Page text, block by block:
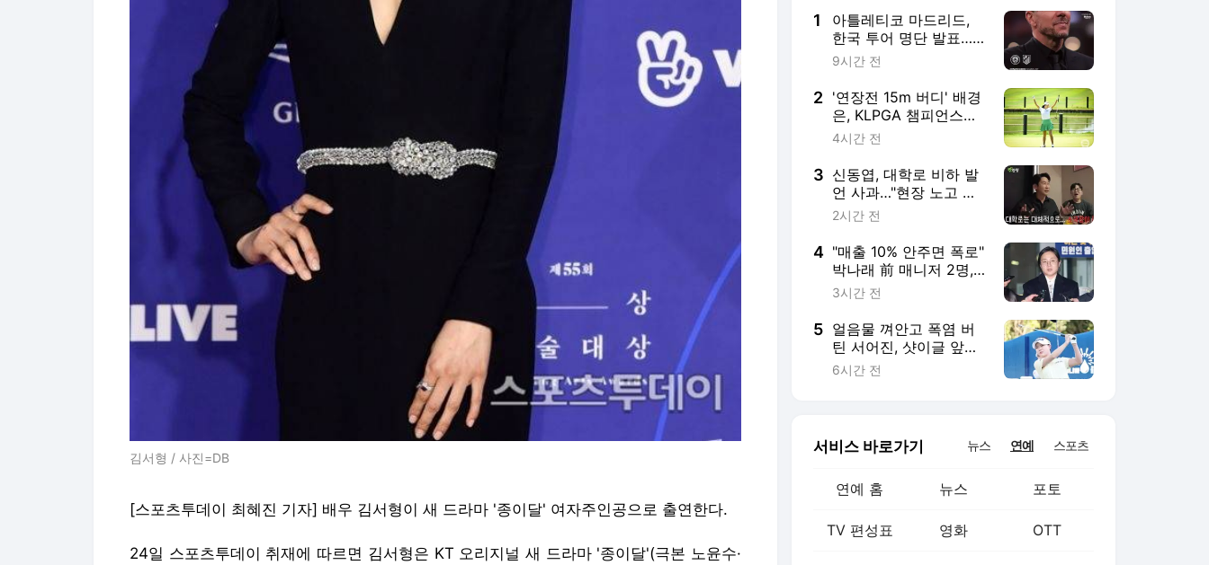
김서형 / 사진=DB
[스포츠투데이 최혜진 기자] 배우 김서형이 새 드라마 '종이달' 여자주인공으로 출연한다.
24일 스포츠투데이 취재에 따르면 김서형은 KT 오리지널 새 드라마 '종이달'(극본 노윤수·
1
아틀레티코 마드리드,
한국 투어 명단 발표…
이강인·오블락·코케 등
9시간 전
2 '연장전 15m 버디' 배경
은, KLPGA 챔피언스투
어 5차전 우승…시즌 2
4시간 전
3 신동엽, 대학로 비하 발
언 사과…"현장 노고 배
려 못했다"
2시간 전
4 "매출 10% 안주면 폭로"
박나래 前 매니저 2명,
공갈미수·횡령 혐의로
3시간 전
5 얼음물 껴안고 폭염 버
틴 서어진, 샷이글 앞세
워 선두권 도약
6시간 전
서비스 바로가기 뉴스 연예 스포츠
연예 홈 뉴스 포토
TV 편성표 영화 OTT